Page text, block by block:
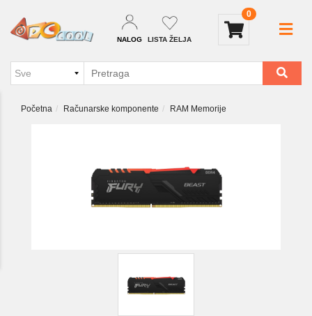
NALOG LISTA ŽELJA
0
Početna Računarske komponente RAM Memorije